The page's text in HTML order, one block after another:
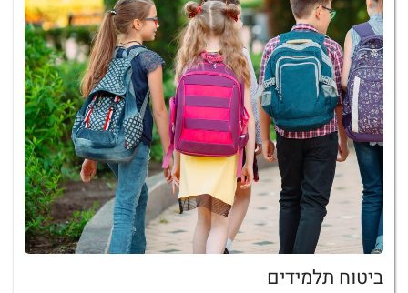
ביטוח תלמידים